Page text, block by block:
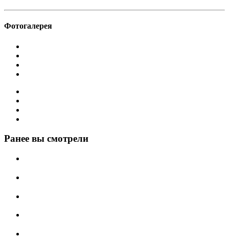
Фотогалерея
Ранее вы смотрели